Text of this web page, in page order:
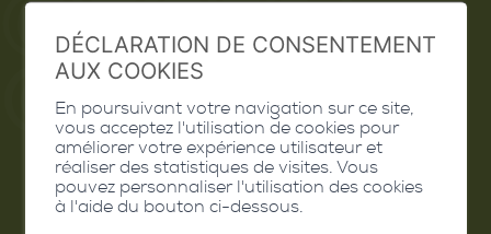
Valais Excellence
Commune de Conthey
Route de Savoie 54
1975 St-Séverin
DÉCLARATION DE CONSENTEMENT
AUX COOKIES
En poursuivant votre navigation sur ce site,
vous acceptez l'utilisation de cookies pour
améliorer votre expérience utilisateur et
réaliser des statistiques de visites. Vous
pouvez personnaliser l'utilisation des cookies
à l'aide du bouton ci-dessous.